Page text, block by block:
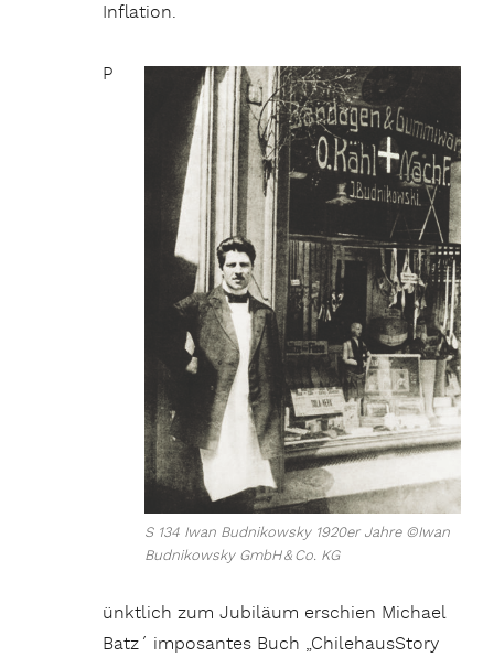
Inflation.
S 134 Iwan Budnikowsky 1920er Jahre ©Iwan
Budnikowsky GmbH & Co. KG
P
ünktlich zum Jubiläum erschien Michael
Batz´ imposantes Buch „ChilehausStory